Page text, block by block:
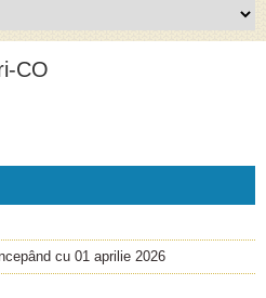
CO
cu 01 aprilie 2026